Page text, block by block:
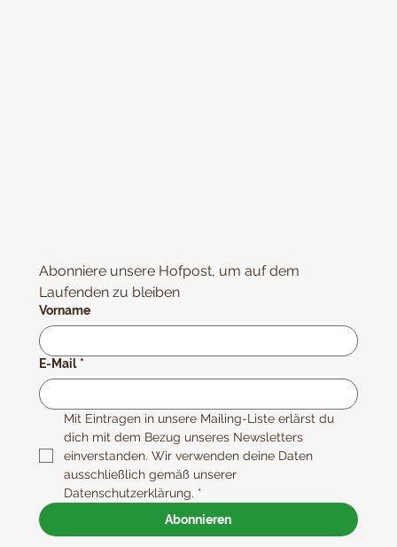
Abonniere unsere Hofpost, um auf dem
Laufenden zu bleiben
Vorname
E-Mail *
Mit Eintragen in unsere Mailing-Liste erlärst du
dich mit dem Bezug unseres Newsletters
einverstanden. Wir verwenden deine Daten
ausschließlich gemäß unserer
Datenschutzerklärung. *
Abonnieren